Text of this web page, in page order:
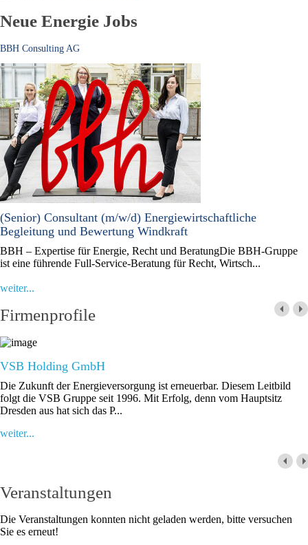
Neue Energie Jobs
BBH Consulting AG
(Senior) Consultant (m/w/d) Energiewirtschaftliche
Begleitung und Bewertung Windkraft
BBH – Expertise für Energie, Recht und BeratungDie BBH-Gruppe
ist eine führende Full-Service-Beratung für Recht, Wirtsch...
weiter...
Firmenprofile
VSB Holding GmbH
Die Zukunft der Energieversorgung ist erneuerbar. Diesem Leitbild
folgt die VSB Gruppe seit 1996. Mit Erfolg, denn vom Hauptsitz
Dresden aus hat sich das P...
weiter...
Veranstaltungen
Die Veranstaltungen konnten nicht geladen werden, bitte versuchen
Sie es erneut!